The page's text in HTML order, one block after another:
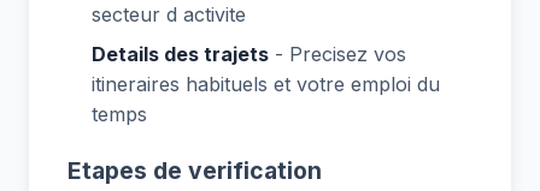
secteur d activite
Details des trajets - Precisez vos
itineraires habituels et votre emploi du
temps
Etapes de verification